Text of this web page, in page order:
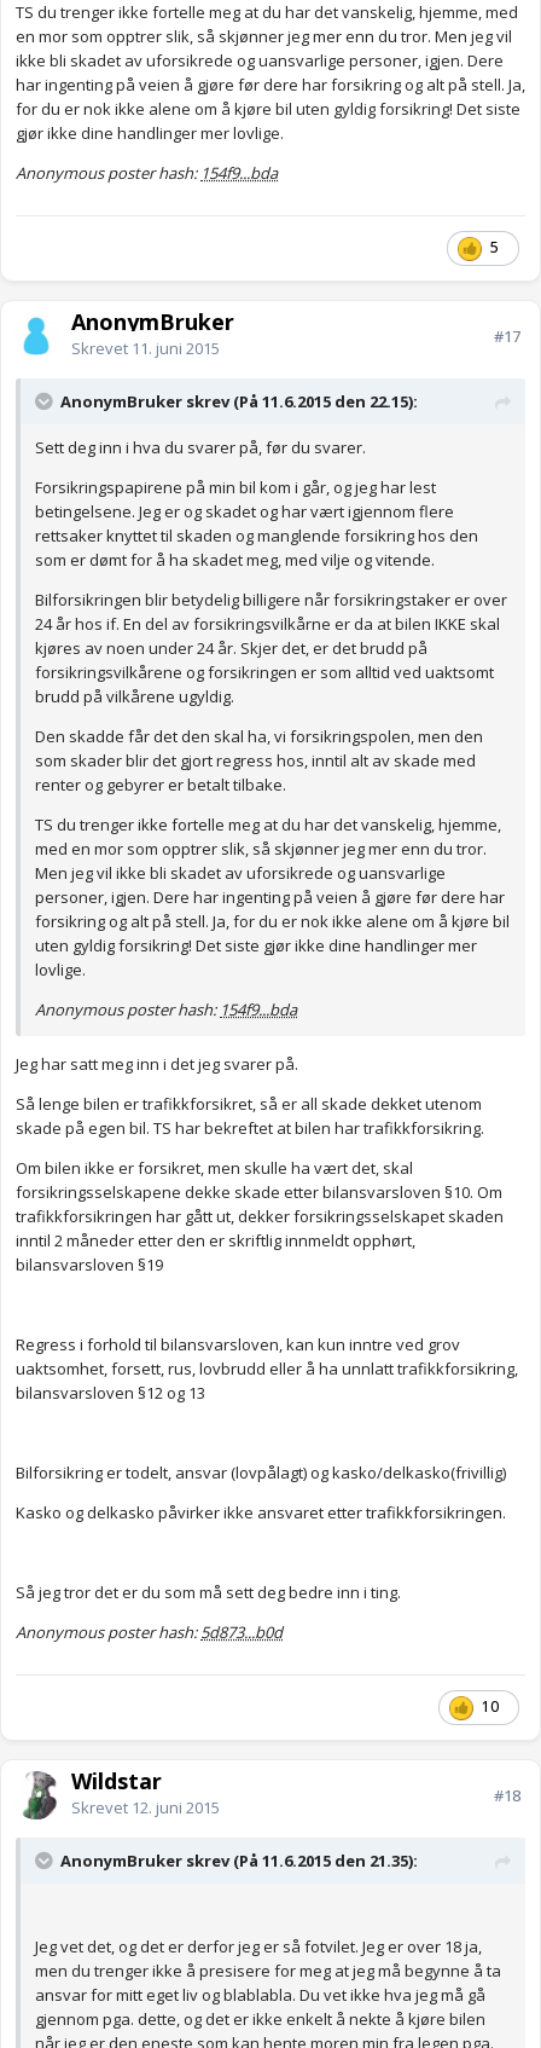
TS du trenger ikke fortelle meg at du har det vanskelig, hjemme, med
en mor som opptrer slik, så skjønner jeg mer enn du tror. Men jeg vil
ikke bli skadet av uforsikrede og uansvarlige personer, igjen. Dere
har ingenting på veien å gjøre før dere har forsikring og alt på stell. Ja,
for du er nok ikke alene om å kjøre bil uten gyldig forsikring! Det siste
gjør ikke dine handlinger mer lovlige.
Anonymous poster hash: 154f9...bda
5
AnonymBruker
Skrevet 11. juni 2015
#17
AnonymBruker skrev (På 11.6.2015 den 22.15):
Sett deg inn i hva du svarer på, før du svarer.
Forsikringspapirene på min bil kom i går, og jeg har lest
betingelsene. Jeg er og skadet og har vært igjennom flere
rettsaker knyttet til skaden og manglende forsikring hos den
som er dømt for å ha skadet meg, med vilje og vitende.
Bilforsikringen blir betydelig billigere når forsikringstaker er over
24 år hos if. En del av forsikringsvilkårne er da at bilen IKKE skal
kjøres av noen under 24 år. Skjer det, er det brudd på
forsikringsvilkårene og forsikringen er som alltid ved uaktsomt
brudd på vilkårene ugyldig.
Den skadde får det den skal ha, vi forsikringspolen, men den
som skader blir det gjort regress hos, inntil alt av skade med
renter og gebyrer er betalt tilbake.
TS du trenger ikke fortelle meg at du har det vanskelig, hjemme,
med en mor som opptrer slik, så skjønner jeg mer enn du tror.
Men jeg vil ikke bli skadet av uforsikrede og uansvarlige
personer, igjen. Dere har ingenting på veien å gjøre før dere har
forsikring og alt på stell. Ja, for du er nok ikke alene om å kjøre bil
uten gyldig forsikring! Det siste gjør ikke dine handlinger mer
lovlige.
Anonymous poster hash: 154f9...bda
Jeg har satt meg inn i det jeg svarer på.
Så lenge bilen er trafikkforsikret, så er all skade dekket utenom
skade på egen bil. TS har bekreftet at bilen har trafikkforsikring.
Om bilen ikke er forsikret, men skulle ha vært det, skal
forsikringsselskapene dekke skade etter bilansvarsloven §10. Om
trafikkforsikringen har gått ut, dekker forsikringsselskapet skaden
inntil 2 måneder etter den er skriftlig innmeldt opphørt,
bilansvarsloven §19
Regress i forhold til bilansvarsloven, kan kun inntre ved grov
uaktsomhet, forsett, rus, lovbrudd eller å ha unnlatt trafikkforsikring,
bilansvarsloven §12 og 13
Bilforsikring er todelt, ansvar (lovpålagt) og kasko/delkasko(frivillig)
Kasko og delkasko påvirker ikke ansvaret etter trafikkforsikringen.
Så jeg tror det er du som må sett deg bedre inn i ting.
Anonymous poster hash:5d873...b0d
10
Wildstar
Skrevet 12. juni 2015
#18
AnonymBruker skrev (På 11.6.2015 den 21.35):
Jeg vet det, og det er derfor jeg er så fotvilet. Jeg er over 18 ja,
men du trenger ikke å presisere for meg at jeg må begynne å ta
ansvar for mitt eget liv og blablabla. Du vet ikke hva jeg må gå
gjennom pga. dette, og det er ikke enkelt å nekte å kjøre bilen
når jeg er den eneste som kan hente moren min fra legen pga.